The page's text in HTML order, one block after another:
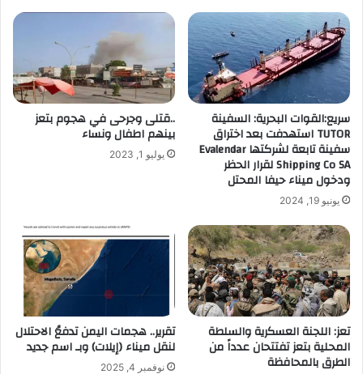
ا
ل
إ
ل
ك
ر
و
ن
ي
سريع:القوات البحرية: السفينة
TUTOR استهدفت بعد اختراق
سفينة تابعة لشركتها Evalendar
Shipping Co SA لقرار الحظر
ودخول ميناء حيفا المحتل
يونيو 19, 2024
..قتلى وجرحى في هجوم بتعز
بينهم اطفال ونساء
يوليو 1, 2023
تعز: اللجنة العسكرية والسلطة
المحلية بتعز تفتتحان عدداً من
الطرق بالمحافظة
تقرير.. هجمات اليمن تدفعُ الاحتلال
لنقل ميناء (إيلات) وبـ اسم جديد
نوفمبر 4, 2025